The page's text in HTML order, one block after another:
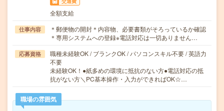
全額支給
仕事内容
＊郵便物の開封＊内容物、必要書類がそろっているか確認
＊専用システムへの登録※電話対応は一切ありません…
応募資格
職種未経験OK / ブランクOK / パソコンスキル不要 / 英語力
不要
未経験OK！●紙多めの環境に抵抗のない方●電話対応の抵
抗がない方＼PC基本操作・入力ができればOK☆…
職場の雰囲気